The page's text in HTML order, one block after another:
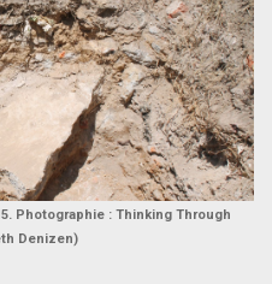
Photographie : Thinking Through
Denizen)